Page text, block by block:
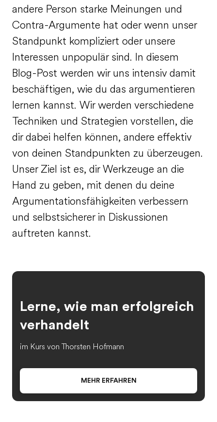
andere Person starke Meinungen und
Contra-Argumente hat oder wenn unser
Standpunkt kompliziert oder unsere
Interessen unpopulär sind. In diesem
Blog-Post werden wir uns intensiv damit
beschäftigen, wie du das argumentieren
lernen kannst. Wir werden verschiedene
Techniken und Strategien vorstellen, die
dir dabei helfen können, andere effektiv
von deinen Standpunkten zu überzeugen.
Unser Ziel ist es, dir Werkzeuge an die
Hand zu geben, mit denen du deine
Argumentationsfähigkeiten verbessern
und selbstsicherer in Diskussionen
auftreten kannst.
Lerne, wie man erfolgreich
verhandelt
im Kurs von Thorsten Hofmann
MEHR ERFAHREN